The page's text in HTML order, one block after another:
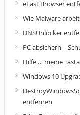
eFast Browser
Wie Malware
DNSUnlocker
PC absichern –
Hilfe … meine
Windows 10
entfernen